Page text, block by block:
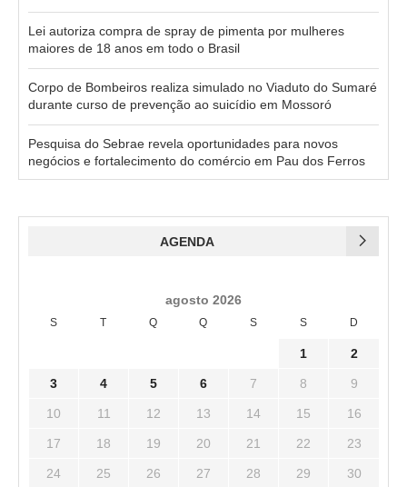
Lei autoriza compra de spray de pimenta por mulheres
maiores de 18 anos em todo o Brasil
Corpo de Bombeiros realiza simulado no Viaduto do Sumaré
durante curso de prevenção ao suicídio em Mossoró
Pesquisa do Sebrae revela oportunidades para novos
negócios e fortalecimento do comércio em Pau dos Ferros
AGENDA
agosto 2026
S T Q Q S S D
1 2
3 4 5 6 7 8 9
10 11 12 13 14 15 16
17 18 19 20 21 22 23
24 25 26 27 28 29 30